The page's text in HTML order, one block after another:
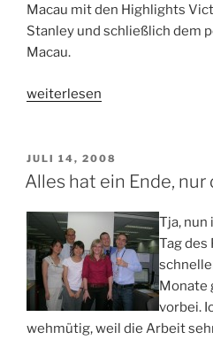
Macau mit den Highlights
Stanley und schließlich dem
Macau.
„Hongkong
weiterlesen
VERÖFFENTLICHT
AM
JULI 14, 2008
Alles hat ein Ende,
Tja, nun
Tag des
Monate
vorbei.
wehmütig, weil die Arbeit